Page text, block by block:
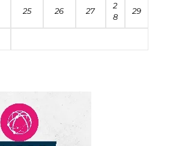
25 26 27
2
8
29